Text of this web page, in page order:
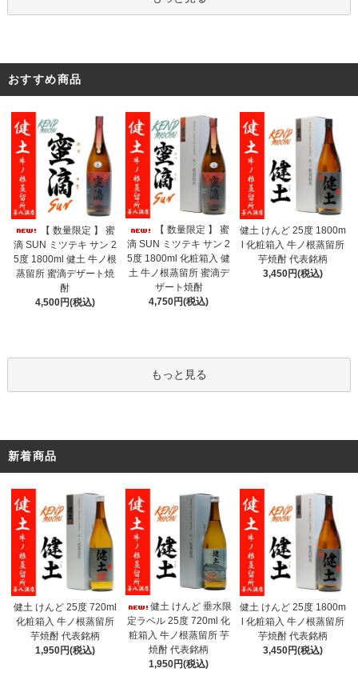
おすすめ商品
【 数量限定 】 蜜
滴 SUN ミツテキ サン 2
5度 1800ml 健土 牛ノ根
蒸留所 蜜滴デザート焼
酎
4,500円(税込)
【 数量限定 】 蜜
滴 SUN ミツテキ サン 2
5度 1800ml 化粧箱入 健
土 牛ノ根蒸留所 蜜滴デ
ザート焼酎
4,750円(税込)
健土 けんど 25度 1800m
l 化粧箱入 牛ノ根蒸留所
芋焼酎 代表銘柄
3,450円(税込)
もっと見る
新着商品
健土 けんど 25度 720ml
化粧箱入 牛ノ根蒸留所
芋焼酎 代表銘柄
1,950円(税込)
健土 けんど 垂水限
定ラベル 25度 720ml 化
粧箱入 牛ノ根蒸留所 芋
焼酎 代表銘柄
1,950円(税込)
健土 けんど 25度 1800m
l 化粧箱入 牛ノ根蒸留所
芋焼酎 代表銘柄
3,450円(税込)